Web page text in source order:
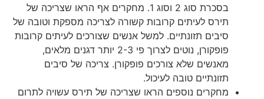
בסכרת סוג 2 וסוג 1. מחקרים אף הראו שצריכה של
תירס לעיתים קרובות קשורה לצריכה מספקת וטובה של
סיבים תזונתיים. למשל אנשים שצורכים לעיתים קרובות
פופקורן, נוטים לצרוך פי 2-3 יותר דגנים מלאים,
מאנשים שלא צורכים פופקורן. צריכה של סיבים
תזונתיים טובה לעיכול.
מחקרים נוספים הראו שצריכה של תירס עשויה לתרום